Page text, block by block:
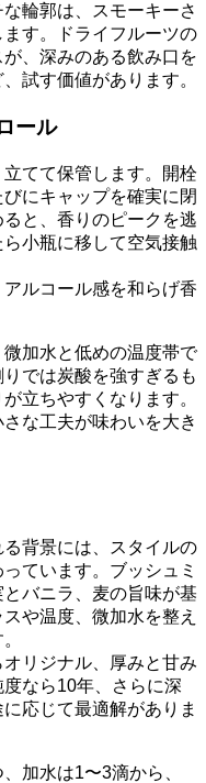
輪郭は、スモーキーさ
す。ドライフルーツの
、深みのある飲み口を
試す価値があります。
ール
てて保管します。開栓
にキャップを確実に閉
と、香りのピークを逃
小瓶に移して空気接触
ルコール感を和らげ香
加水と低めの温度帯で
では炭酸を強すぎるも
立ちやすくなります。
な工夫が味わいを大き
背景には、スタイルの
ています。ブッシュミ
バニラ、麦の旨味が基
や温度、微加水を整え
リジナル、厚みと甘み
なら10年、さらに深
応じて最適解がありま
加水は1〜3滴から、